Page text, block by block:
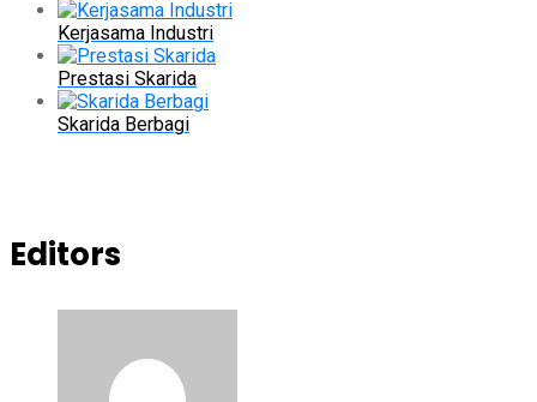
Kerjasama Industri
Prestasi Skarida
Skarida Berbagi
Editors